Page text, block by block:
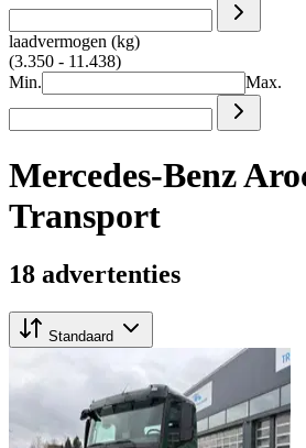
laadvermogen (kg)
(3.350 - 11.438)
Min.
Max.
Mercedes-Benz
Transport
18 advertenties
Standaard